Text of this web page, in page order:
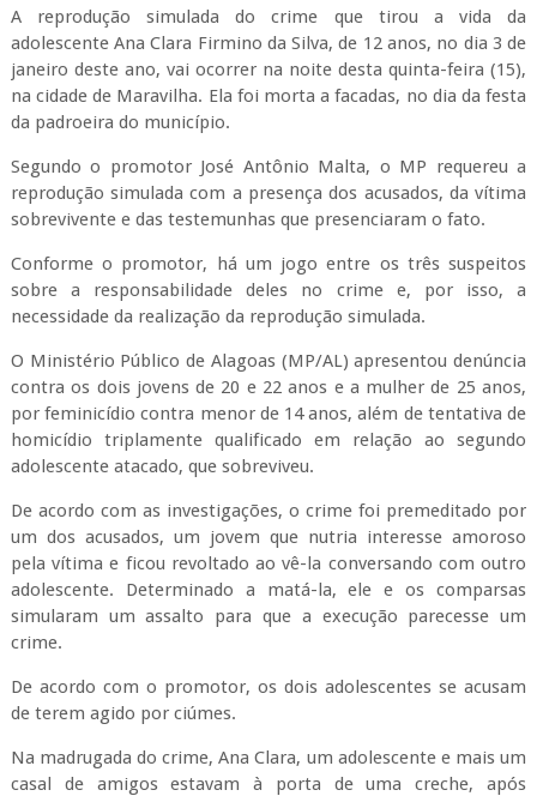
A reprodução simulada do crime que tirou a vida da
adolescente Ana Clara Firmino da Silva, de 12 anos, no dia 3 de
janeiro deste ano, vai ocorrer na noite desta quinta-feira (15),
na cidade de Maravilha. Ela foi morta a facadas, no dia da festa
da padroeira do município.
Segundo o promotor José Antônio Malta, o MP requereu a
reprodução simulada com a presença dos acusados, da vítima
sobrevivente e das testemunhas que presenciaram o fato.
Conforme o promotor, há um jogo entre os três suspeitos
sobre a responsabilidade deles no crime e, por isso, a
necessidade da realização da reprodução simulada.
O Ministério Público de Alagoas (MP/AL) apresentou denúncia
contra os dois jovens de 20 e 22 anos e a mulher de 25 anos,
por feminicídio contra menor de 14 anos, além de tentativa de
homicídio triplamente qualificado em relação ao segundo
adolescente atacado, que sobreviveu.
De acordo com as investigações, o crime foi premeditado por
um dos acusados, um jovem que nutria interesse amoroso
pela vítima e ficou revoltado ao vê-la conversando com outro
adolescente. Determinado a matá-la, ele e os comparsas
simularam um assalto para que a execução parecesse um
crime.
De acordo com o promotor, os dois adolescentes se acusam
de terem agido por ciúmes.
Na madrugada do crime, Ana Clara, um adolescente e mais um
casal de amigos estavam à porta de uma creche, após